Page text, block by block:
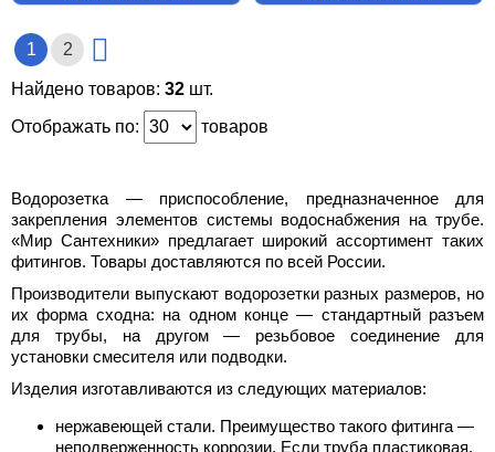
1 2
Найдено товаров: 32 шт.
Отображать по:
товаров
Водорозетка — приспособление, предназначенное для
закрепления элементов системы водоснабжения на трубе.
«Мир Сантехники» предлагает широкий ассортимент таких
фитингов. Товары доставляются по всей России.
Производители выпускают водорозетки разных размеров, но
их форма сходна: на одном конце — стандартный разъем
для трубы, на другом — резьбовое соединение для
установки смесителя или подводки.
Изделия изготавливаются из следующих материалов:
нержавеющей стали. Преимущество такого фитинга —
неподверженность коррозии. Если труба пластиковая,